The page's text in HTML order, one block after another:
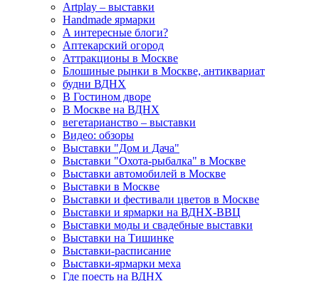
Artplay – выставки
Handmade ярмарки
А интересные блоги?
Аптекарский огород
Аттракционы в Москве
Блошиные рынки в Москве, антиквариат
будни ВДНХ
В Гостином дворе
В Москве на ВДНХ
вегетарианство – выставки
Видео: обзоры
Выставки "Дом и Дача"
Выставки "Охота-рыбалка" в Москве
Выставки автомобилей в Москве
Выставки в Москве
Выставки и фестивали цветов в Москве
Выставки и ярмарки на ВДНХ-ВВЦ
Выставки моды и свадебные выставки
Выставки на Тишинке
Выставки-расписание
Выставки-ярмарки меха
Где поесть на ВДНХ